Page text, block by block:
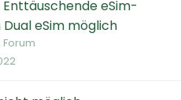
eSim-
eSim möglich
Forum